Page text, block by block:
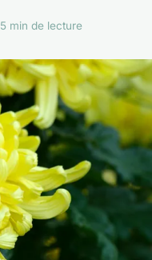
5 min de lecture